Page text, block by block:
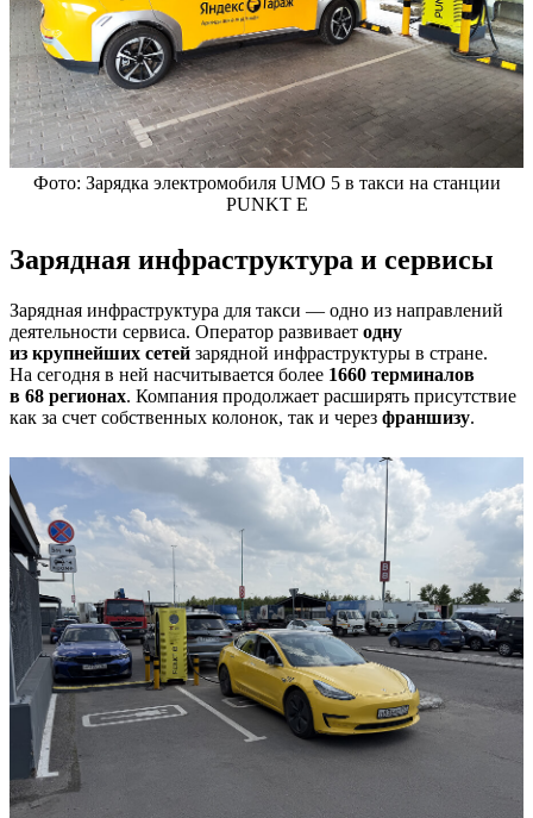
Фото: Зарядка электромобиля UMO 5 в такси на станции
PUNKT E
Зарядная инфраструктура и сервисы
Зарядная инфраструктура для такси — одно из направлений
деятельности сервиса. Оператор развивает одну
из крупнейших сетей зарядной инфраструктуры в стране.
На сегодня в ней насчитывается более 1660 терминалов
в 68 регионах. Компания продолжает расширять присутствие
как за счет собственных колонок, так и через франшизу.